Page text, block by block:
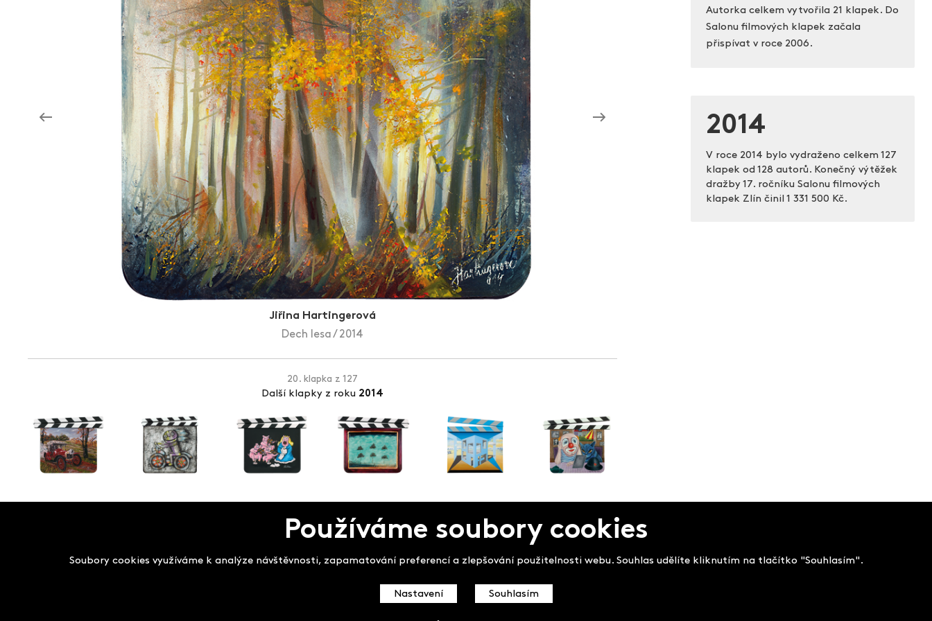
Aukce filmových klapek
Zlín Film Festival
Jiřina Hartingerová
Dech lesa / 2014
20. klapka z 127
Další klapky z roku 2014
Autorka celkem vytvořila 21 klapek. Do
Salonu filmových klapek začala
přispívat v roce 2006.
2014
V roce 2014 bylo vydraženo celkem 127
klapek od 128 autorů. Konečný výtěžek
dražby 17. ročníku Salonu filmových
klapek Zlín činil 1 331 500 Kč.
Salon filmových klapekPoužíváme soubory cookies
Soubory cookies využíváme k analýze návštěvnosti, zapamatování preferencí a zlepšování použitelnosti webu. Souhlas udělíte kliknutím na tlačítko "Souhlasím".
Nastavení Souhlasím